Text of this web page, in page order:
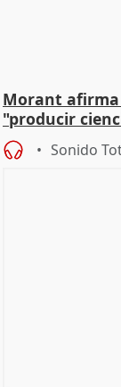
Morant afirma
"producir
Sonido